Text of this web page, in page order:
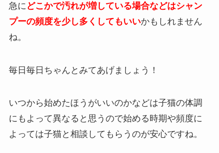
急に どこかで汚れが増している場合などはシャン
プーの頻度を少し多くしてもいいかもしれません
ね。
毎日毎日ちゃんとみてあげましょう！
いつから始めたほうがいいのかなどは子猫の体調
にもよって異なると思うので始める時期や頻度に
よっては子猫と相談してもらうのが安心ですね。